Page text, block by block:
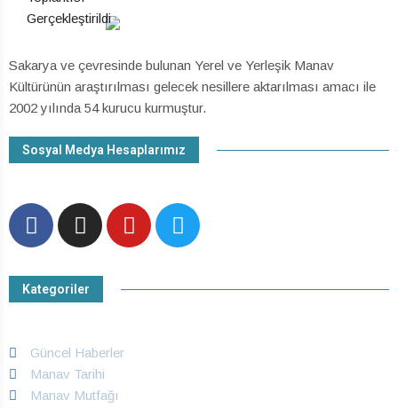
Sakarya ve çevresinde bulunan Yerel ve Yerleşik Manav
Kültürünün araştırılması gelecek nesillere aktarılması amacı ile
2002 yılında 54 kurucu kurmuştur.
Sosyal Medya Hesaplarımız
Kategoriler
Güncel Haberler
Manav Tarihi
Manav Mutfağı